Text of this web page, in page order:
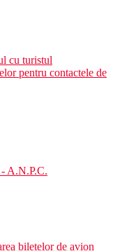
cu turistul
pentru contactele de
A.N.P.C.
biletelor de avion